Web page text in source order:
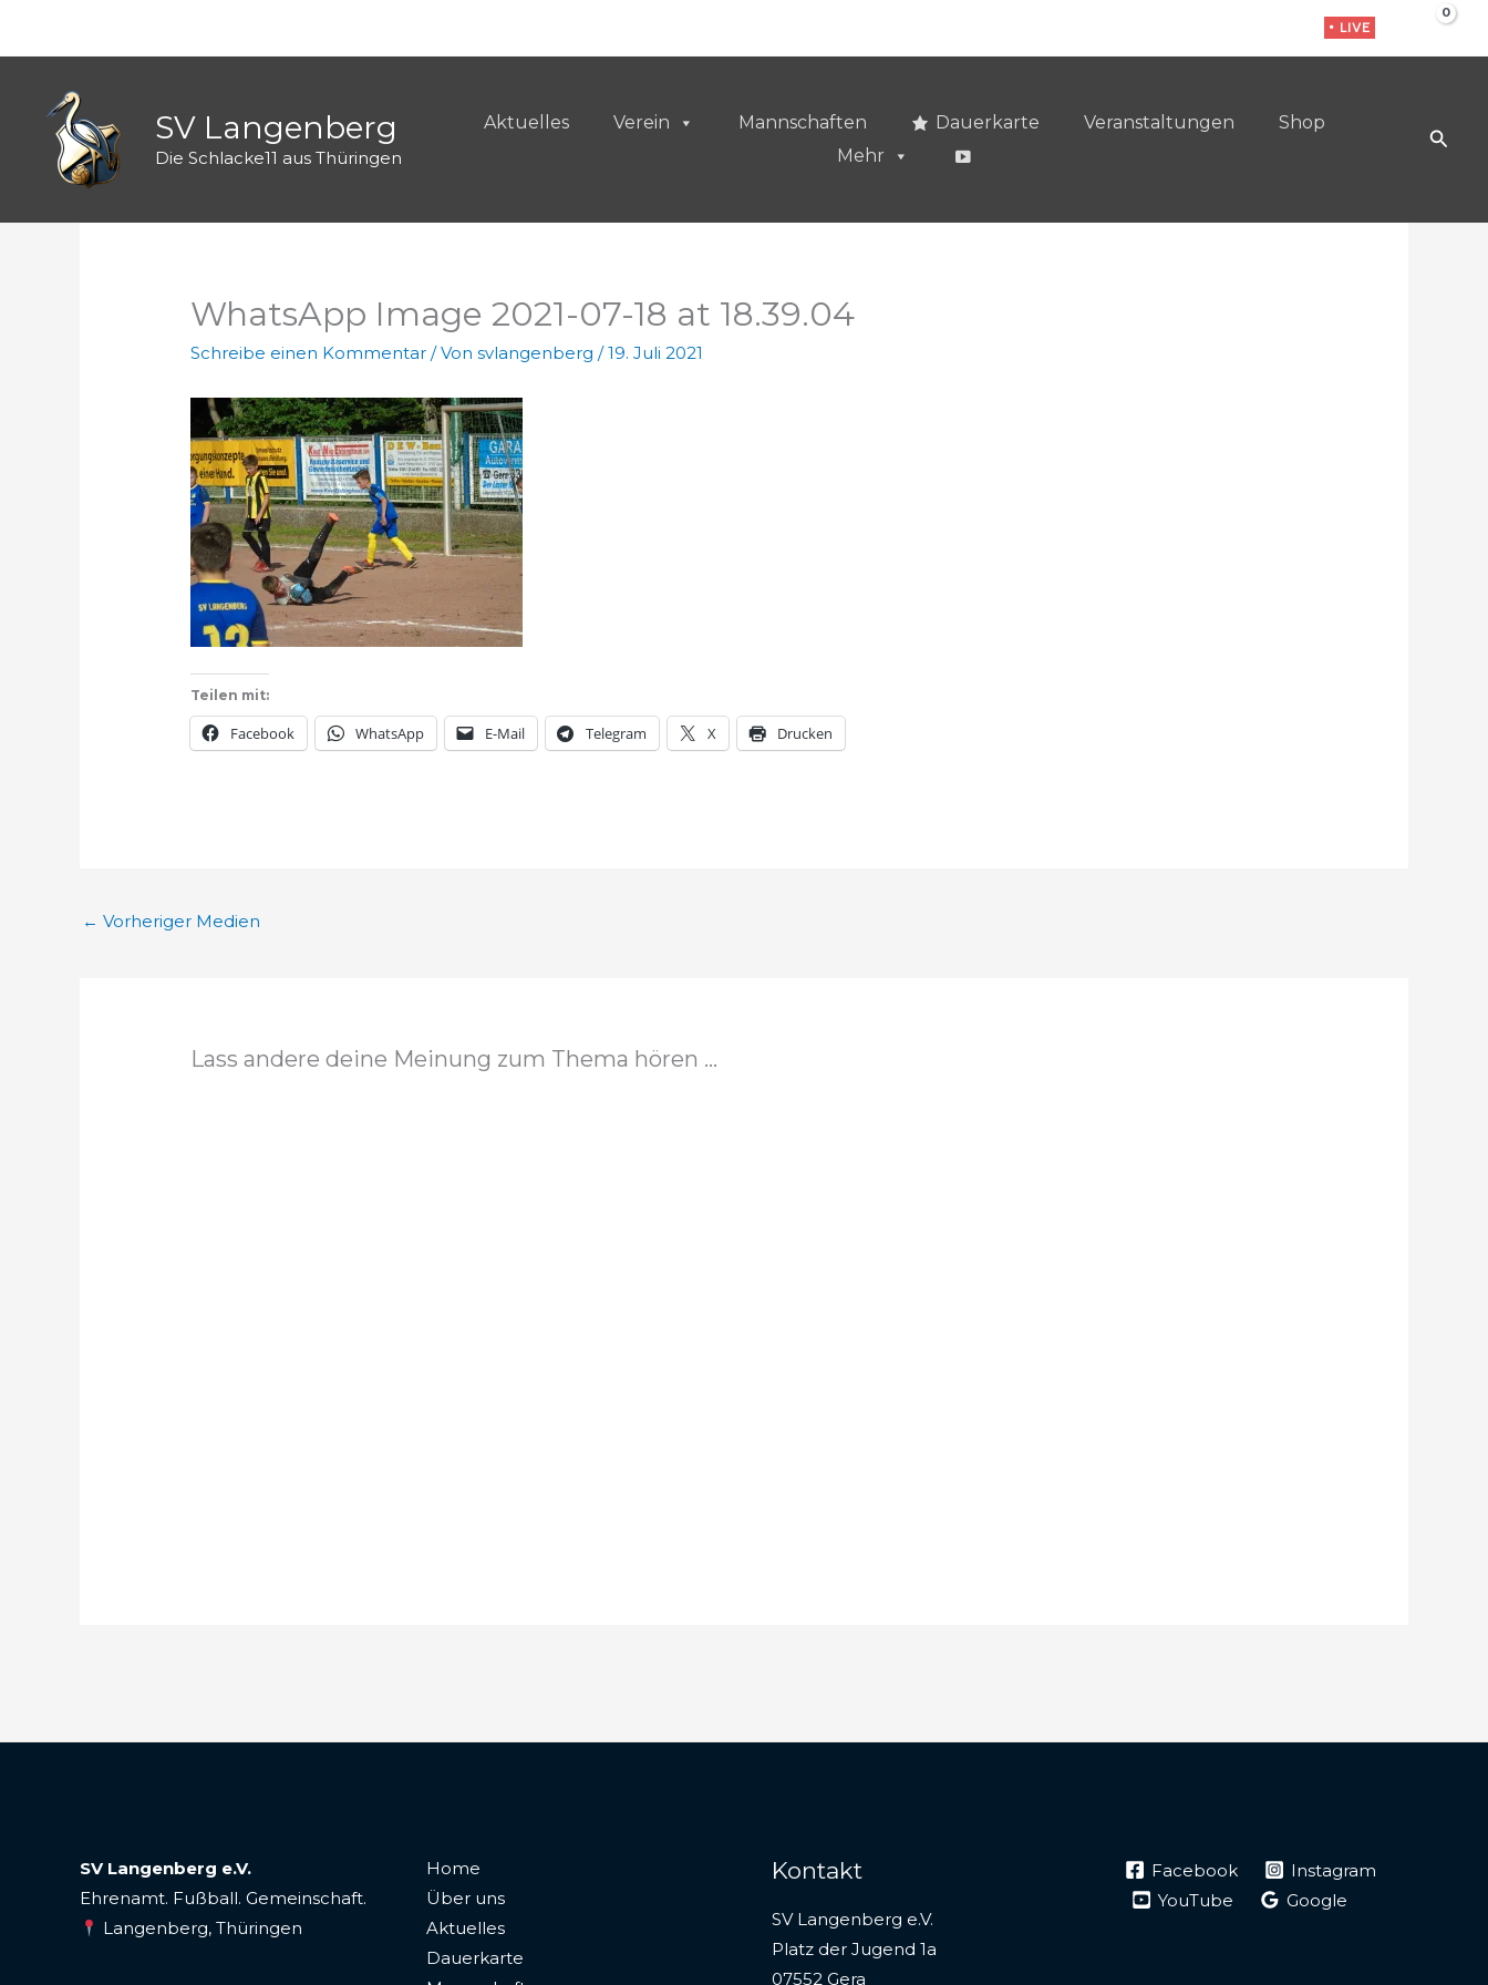
• LIVE
SV Langenberg
Die Schlacke11 aus Thüringen
Aktuelles Verein Mannschaften Dauerkarte Veranstaltungen
Shop
Mehr
WhatsApp Image 2021-07-18 at 18.39.04
Schreibe einen Kommentar / Vonsvlangenberg/19. Juli 2021
Teilen mit:
Facebook WhatsApp E-Mail Telegram X Drucken
← Vorheriger Medien
Lass andere deine Meinung zum Thema hören ...
SV Langenberg e.V.
Ehrenamt. Fußball. Gemeinschaft.
Langenberg, Thüringen
Home
Über uns
Aktuelles
Dauerkarte
Kontakt
SV Langenberg e.V.
Platz der Jugend 1a
07552 Gera
Facebook
Instagram
YouTube
Google